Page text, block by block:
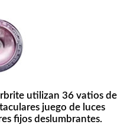
utilizan 36 vatios de
juego de luces
fijos deslumbrantes.